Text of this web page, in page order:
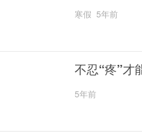
寒假 5年前
不忍“疼”才
5年前